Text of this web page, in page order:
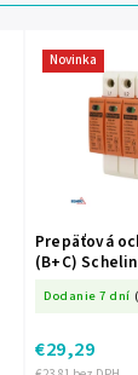
Novinka
Prepäťová
(B+C)
Dodanie 7 dní
€29,29